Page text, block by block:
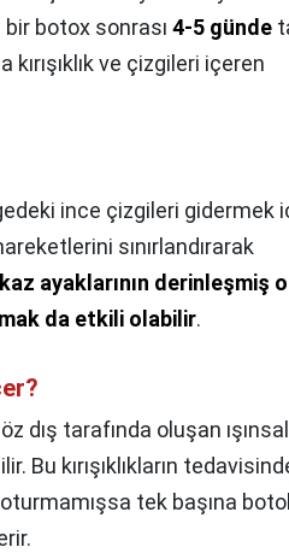
bir botox sonrası 4-5 günde
ve çizgileri içeren
ince çizgileri gidermek
sınırlandırarak
kaz ayaklarının derinleşmiş
da etkili olabilir.
dış tarafında oluşan ışınsal
Bu kırışıklıkların
oturmamışsa tek başına